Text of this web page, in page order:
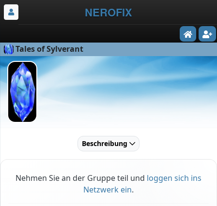
NEROFIX
Tales of Sylverant
Beschreibung
Nehmen Sie an der Gruppe teil und loggen sich ins
Netzwerk ein.